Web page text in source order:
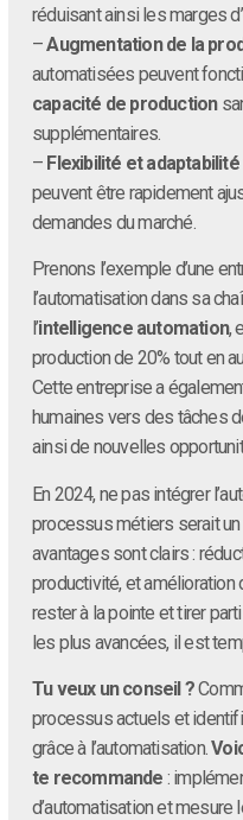
réduisant ainsi les marges
–Augmentation de la
automatisées peuvent
capacité de production
supplémentaires.
– Flexibilité et adaptabilité
peuvent être rapidement
demandes du marché.
Prenons l’exemple d’une
l’automatisation dans sa
l’intelligence automation,
production de 20% tout en
Cette entreprise a
humaines vers des tâches
ainsi de nouvelles
En 2024, ne pas intégrer
processus métiers serait
avantages sont clairs :
productivité, et amélioration
rester à la pointe et tirer
les plus avancées, il est
Tu veux un conseil ?
processus actuels et
grâce à l’automatisation.
te recommande :
d’automatisation et